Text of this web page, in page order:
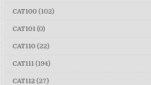
CAT100 (102)
CAT101 (0)
CAT110 (22)
CAT111 (194)
CAT112 (27)